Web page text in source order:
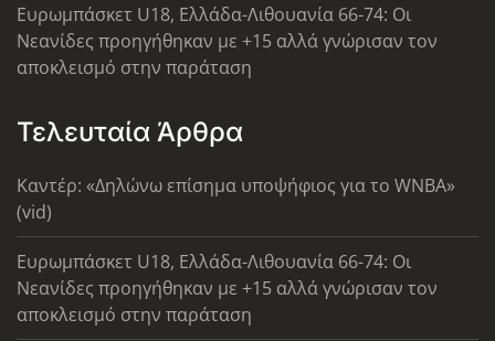
Ευρωμπάσκετ U18, Ελλάδα-Λιθουανία 66-74: Οι
Νεανίδες προηγήθηκαν με +15 αλλά γνώρισαν τον
αποκλεισμό στην παράταση
Τελευταία Άρθρα
Καντέρ: «Δηλώνω επίσημα υποψήφιος για το WNBA»
(vid)
Ευρωμπάσκετ U18, Ελλάδα-Λιθουανία 66-74: Οι
Νεανίδες προηγήθηκαν με +15 αλλά γνώρισαν τον
αποκλεισμό στην παράταση